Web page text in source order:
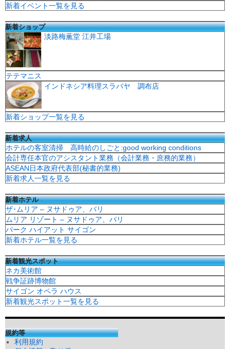
新着イベント一覧を見る
新着ショップ
淡路梅薫堂 江井工場
テテマニス
インドネシア料理スラバヤ 調布店
新着ショップ一覧を見る
新着求人
ホテルの客室清掃 高時給のしごと:good working conditions
会計専任本官のアシスタント業務（会計業務・庶務的業務）
ASEAN日本政府代表部(秘書的業務)
新着求人一覧を見る
新着ホテル
ザ･ムリア – ヌサドゥア、バリ
ムリア リゾート – ヌサドゥア、バリ
パーク ハイアット サイゴン
新着ホテル一覧を見る
新着観光スポット
ネカ美術館
戦争証跡博物館
サイゴン オペラ ハウス
新着観光スポット一覧を見る
規約等
利用規約